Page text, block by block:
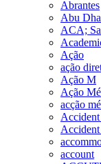
Abrantes
Abu
ACA;
Ação
ação
Ação M
Ação
acção
account